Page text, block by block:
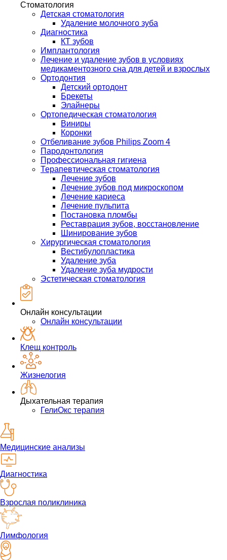
Стоматология
Детская стоматология
Удаление молочного зуба
Диагностика
КТ зубов
Имплантология
Лечение и удаление зубов в условиях
медикаментозного сна для детей и взрослых
Ортодонтия
Детский ортодонт
Брекеты
Элайнеры
Ортопедическая стоматология
Виниры
Коронки
Отбеливание зубов Philips Zoom 4
Пародонтология
Профессиональная гигиена
Терапевтическая стоматология
Лечение зубов
Лечение зубов под микроскопом
Лечение кариеса
Лечение пульпита
Постановка пломбы
Реставрация зубов, восстановление
Шинирование зубов
Хирургическая стоматология
Вестибулопластика
Удаление зуба
Удаление зуба мудрости
Эстетическая стоматология
Онлайн консультации
Онлайн консультации
Клещ контроль
Жизнелогия
Дыхательная терапия
ГелиОкс терапия
Медицинские анализы
Диагностика
Взрослая поликлиника
Лимфология